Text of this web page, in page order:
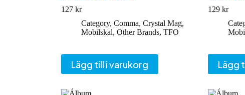
127 kr
Category, Comma, Crystal Mag,
Mobilskal, Other Brands, TFO
Lägg till i varukorg
129 kr
Lägg